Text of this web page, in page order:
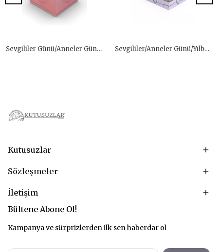
Sevgililer Günü/Anneler Günü Hediye Kutusu Sevgililer/Anneler Günü/Yılbaşı Hediye Kutusu
Kutusuzlar
Sözleşmeler
İletişim
Bültene Abone Ol!
Kampanya ve sürprizlerden ilk sen haberdar ol